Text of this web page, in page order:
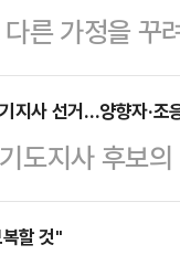
른 가정을 꾸
배상 청구가
상담소’에는
연이 소개됐
한 사람이었
다”고 말했다
지사 선거…양향자·조
도지사 후보
간 신경전이
후보 캠프는
할 것"